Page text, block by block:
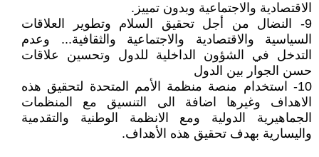
الاقتصادية والاجتماعية وبدون تمييز.
9- النضال من أجل تحقيق السلام وتطوير العلاقات
السياسية والاقتصادية والاجتماعية والثقافية... وعدم
التدخل في الشؤون الداخلية للدول وتحسين علاقات
حسن الجوار بين الدول
10- استخدام منصة منظمة الأمم المتحدة لتحقيق هذه
الاهداف وغيرها اضافة الى التنسيق مع المنظمات
الجماهيرية الدولية ومع الانظمة الوطنية والتقدمية
واليسارية بهدف تحقيق هذه الأهداف.